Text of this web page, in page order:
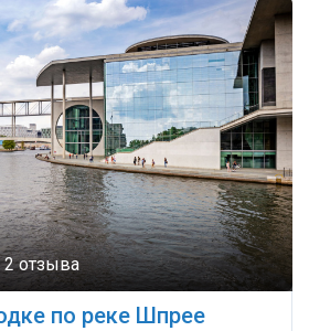
2 отзыва
по реке Шпрее